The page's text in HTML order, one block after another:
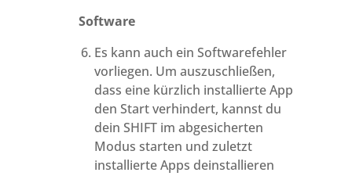
Software
Es kann auch ein Softwarefehler
vorliegen. Um auszuschließen,
dass eine kürzlich installierte App
den Start verhindert, kannst du
dein SHIFT im abgesicherten
Modus starten und zuletzt
installierte Apps deinstallieren